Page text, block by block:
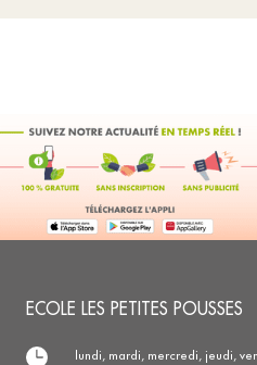
ECOLE LES PETITES POUSSES
lundi, mardi, mercredi, jeudi,